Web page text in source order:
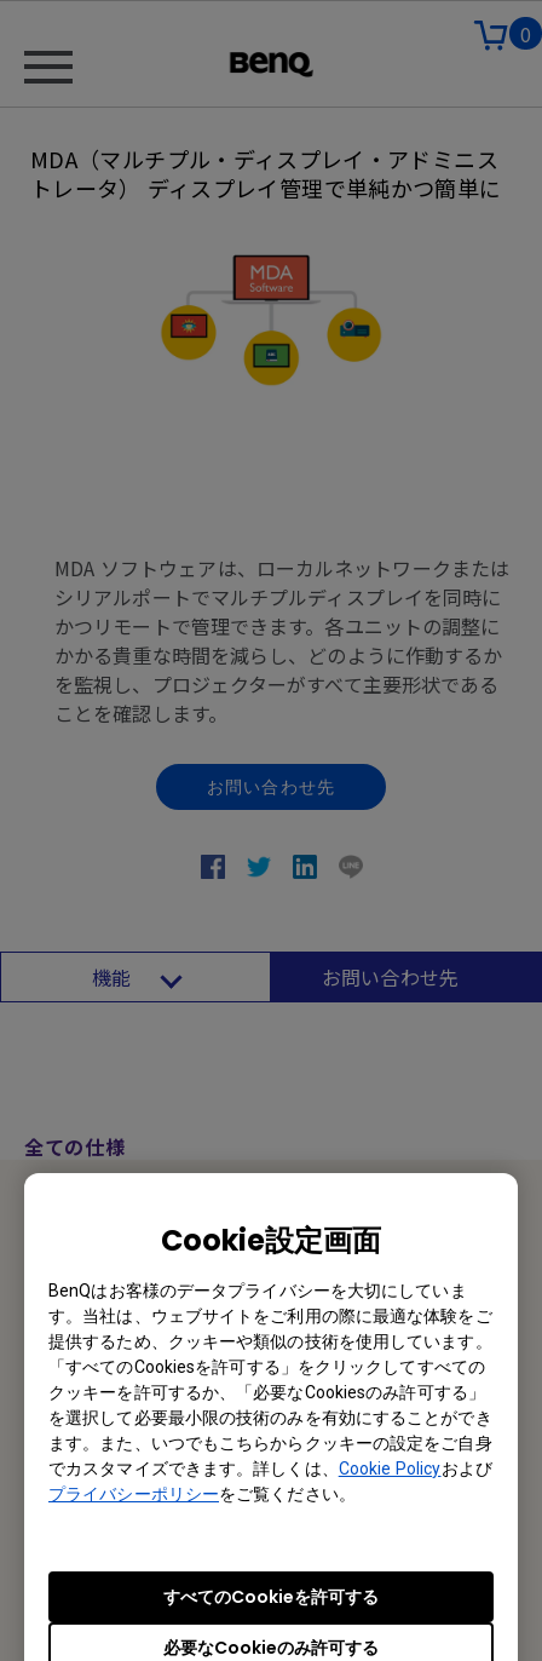
Cookie設定画面
BenQはお客様のデータプライバシーを大切にしていま
す。当社は、ウェブサイトをご利用の際に最適な体験をご
提供するため、クッキーや類似の技術を使用しています。
「すべてのCookiesを許可する」をクリックしてすべての
クッキーを許可するか、「必要なCookiesのみ許可する」
を選択して必要最小限の技術のみを有効にすることができ
ます。また、いつでもこちらからクッキーの設定をご自身
でカスタマイズできます。詳しくは、 Cookie Policyおよび
プライバシーポリシーをご覧ください。
必要なCookieのみ許可する
すべてのCookieを許可する
0
MDA（マルチプル・ディスプレイ・アドミニス
トレータ） ディスプレイ管理で単純かつ簡単に
MDA ソフトウェアは、ローカルネットワークまたは
シリアルポートでマルチプルディスプレイを同時に
かつリモートで管理できます。各ユニットの調整に
かかる貴重な時間を減らし、どのように作動するか
を監視し、プロジェクターがすべて主要形状である
ことを確認します。
お問い合わせ先
機能 お問い合わせ先
全ての仕様
お問い合わせ
私たちがお手伝いさせていただきます。
お問い合わせ
メルマガ登録
登録する